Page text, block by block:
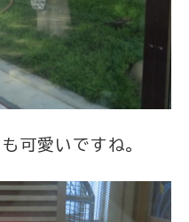
も可愛いですね。